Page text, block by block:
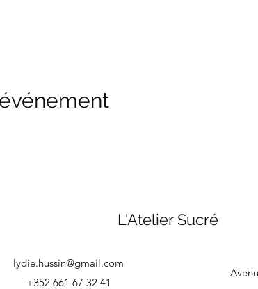
L'Atelier Sucré
lydie.hussin@gmail.com
+352 661 67 32 41